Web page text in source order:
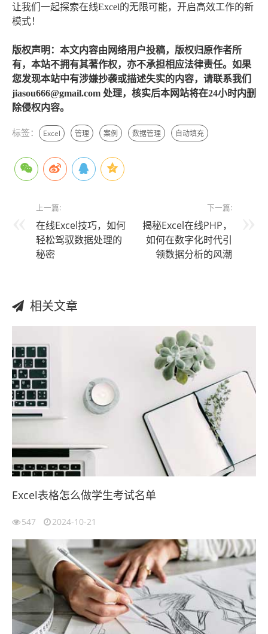
让我们一起探索在线Excel的无限可能，开启高效工作的新
模式！
版权声明：本文内容由网络用户投稿，版权归原作者所
有，本站不拥有其著作权，亦不承担相应法律责任。如果
您发现本站中有涉嫌抄袭或描述失实的内容，请联系我们
jiasou666@gmail.com 处理，核实后本网站将在24小时内删
除侵权内容。
标签： Excel 管理 案例 数据管理 自动填充
上一篇:
在线Excel技巧，如何
轻松驾驭数据处理的
秘密
下一篇:
揭秘Excel在线PHP，
如何在数字化时代引
领数据分析的风潮
相关文章
Excel表格怎么做学生考试名单
547 2024-10-21